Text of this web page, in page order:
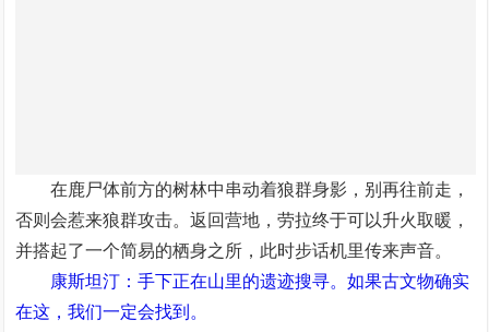
在鹿尸体前方的树林中串动着狼群身影，别再往前走，
否则会惹来狼群攻击。返回营地，劳拉终于可以升火取暖，
并搭起了一个简易的栖身之所，此时步话机里传来声音。
康斯坦汀：手下正在山里的遗迹搜寻。如果古文物确实
在这，我们一定会找到。